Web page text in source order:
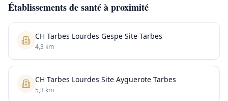
Établissements de santé à proximité
CH Tarbes Lourdes Gespe Site Tarbes
4,3 km
CH Tarbes Lourdes Site Ayguerote Tarbes
5,3 km